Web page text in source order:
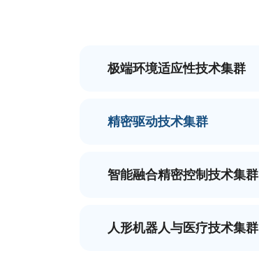
极端环境适应性技术集群
精密驱动技术集群
智能融合精密控制技术集群
人形机器人与医疗技术集群